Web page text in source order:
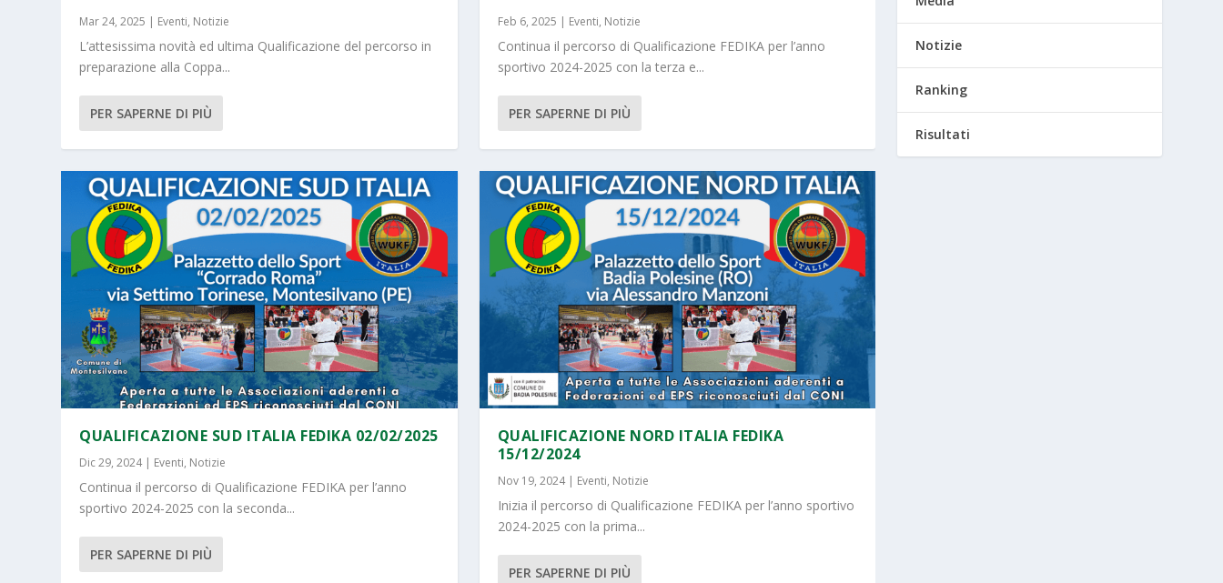
Mar 24, 2025 | Eventi, Notizie
L’attesissima novità ed ultima Qualificazione del percorso in
preparazione alla Coppa...
PER SAPERNE DI PIÙ
QUALIFICAZIONE SUD ITALIA FEDIKA 02/02/2025
Dic 29, 2024| Eventi, Notizie
Continua il percorso di Qualificazione FEDIKA per l’anno
sportivo 2024-2025 con la seconda...
PER SAPERNE DI PIÙ
Feb 6, 2025 | Eventi, Notizie
Continua il percorso di Qualificazione FEDIKA per l’anno
sportivo 2024-2025 con la terza e...
PER SAPERNE DI PIÙ
QUALIFICAZIONE NORD ITALIA FEDIKA
15/12/2024
Nov 19, 2024| Eventi, Notizie
Inizia il percorso di Qualificazione FEDIKA per l’anno sportivo
2024-2025 con la prima...
PER SAPERNE DI PIÙ
Notizie
Ranking
Risultati